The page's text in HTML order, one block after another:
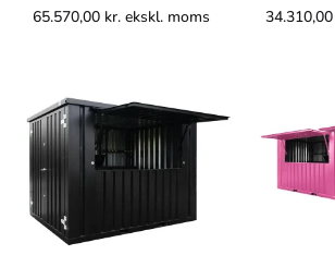
65.570,00 kr. ekskl. moms 34.310,00